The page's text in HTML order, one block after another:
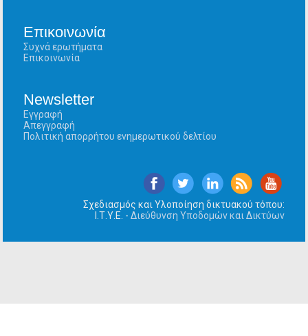
Επικοινωνία
Συχνά ερωτήματα
Επικοινωνία
Newsletter
Εγγραφή
Απεγγραφή
Πολιτική απορρήτου ενημερωτικού δελτίου
Σχεδιασμός και Υλοποίηση δικτυακού τόπου:
Ι.Τ.Υ.Ε. - Διεύθυνση Υποδομών και Δικτύων